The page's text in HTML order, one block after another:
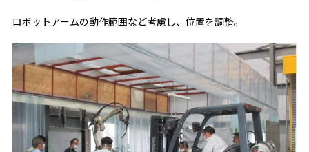
ロボットアームの動作範囲など考慮し、位置を調整。